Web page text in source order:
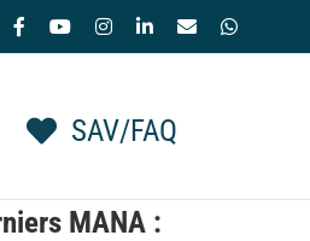
FacebookYouTubeInstagramLinkedIn
Email
SAV/FAQ
MANA :